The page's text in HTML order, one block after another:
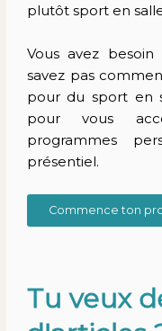
plutôt sport en
Vous avez besoin
savez pas
pour du sport en
pour vous
programmes
présentiel.
Commence ton
Tu veux